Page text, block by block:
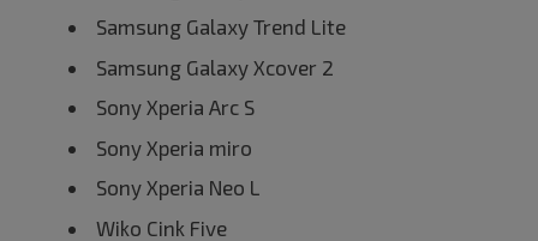
Samsung Galaxy Trend Lite
Samsung Galaxy Xcover 2
Sony Xperia Arc S
Sony Xperia miro
Sony Xperia Neo L
Wiko Cink Five